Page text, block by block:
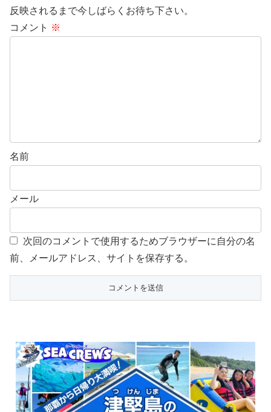
反映されるまで今しばらくお待ち下さい。
コメント ※
名前
メール
次回のコメントで使用するためブラウザーに自分の名
前、メールアドレス、サイトを保存する。